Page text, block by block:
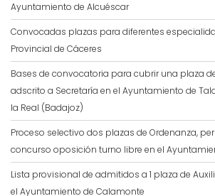
Ayuntamiento de Alcuéscar
Convocadas plazas para diferentes
Provincial de Cáceres
Bases de convocatoria para cubrir una plaza
adscrito a Secretaría en el Ayuntamiento de
la Real (Badajoz)
Proceso selectivo dos plazas de Ordenanza,
concurso oposición turno libre en el
Lista provisional de admitidos a 1 plaza de
el Ayuntamiento de Calamonte